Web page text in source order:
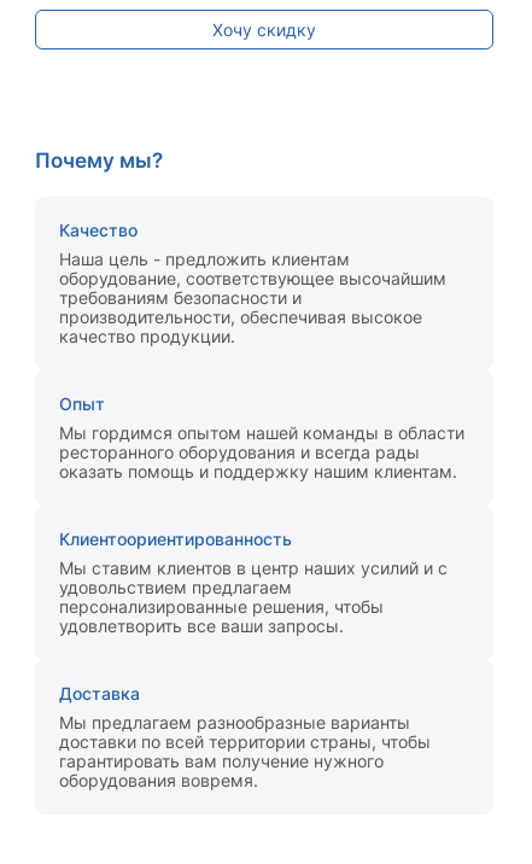
Хочу скидку
Почему мы?
Качество
Наша цель - предложить клиентам
оборудование, соответствующее высочайшим
требованиям безопасности и
производительности, обеспечивая высокое
качество продукции.
Опыт
Мы гордимся опытом нашей команды в области
ресторанного оборудования и всегда рады
оказать помощь и поддержку нашим клиентам.
Клиентоориентированность
Мы ставим клиентов в центр наших усилий и с
удовольствием предлагаем
персонализированные решения, чтобы
удовлетворить все ваши запросы.
Доставка
Мы предлагаем разнообразные варианты
доставки по всей территории страны, чтобы
гарантировать вам получение нужного
оборудования вовремя.